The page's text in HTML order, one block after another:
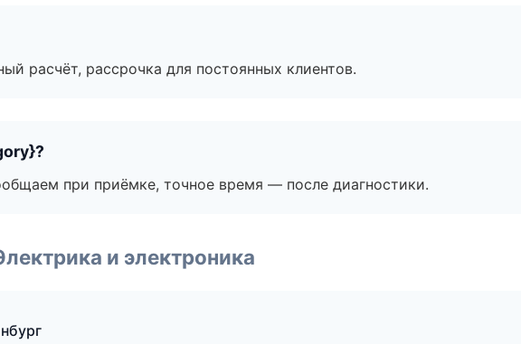
расчёт, рассрочка для постоянных клиентов.
при приёмке, точное время — после диагностики.
и электроника